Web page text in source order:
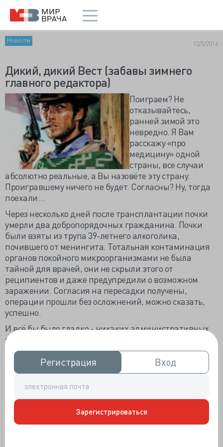
Регистрация
Регистрация Вход
Вход
Зарегистрироваться
Новости 12/5/2014
Дикий, дикий Вест (забавы зимнего
главного редактора)
Поиграем? Не
отказывайтесь,
ранней зимой это
невредно. Я Вам
расскажу «про
медицину» одной
страны, все случаи
абсолютно реальные, а Вы назовёте эту страну.
Проигравшему ничего не будет. Согласны? Ну, тогда
поехали…
Через несколько дней после трансплантации почки
умерли два добропорядочных гражданина. Почки
были взяты из трупа 39-летнего алкоголика,
почившего от менингита. Тотальная контаминация
органов покойного микроорганизмами не была
тайной для врачей, они не скрыли этого от
реципиентов и даже предупредили о возможном
заражении. Согласия на пересадки получены,
операции прошли без осложнений, можно сказать,
успешно.
И всё бы было гладко - никаких административных
нареканий больничному персоналу по закону не
грозило, но отец одного умершего реципиента
сообщил, что согласие подписывал он, а не больной.
И тут завертелось уголовное дело… по нарушениям
при оформлении согласия. А про менингит? А «про
менингит» ничего, подумаешь, смертельная
инфекция у донора. Не было бы инфекции, не было бы
и донора, и товарищи не получили бы почки, так бы
безнадёжно стояли в листе ожидания. А тут получили